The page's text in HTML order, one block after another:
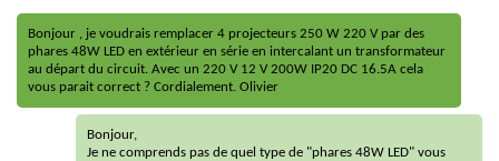
Bonjour , je voudrais remplacer 4 projecteurs 250 W 220 V par des
phares 48W LED en extérieur en série en intercalant un transformateur
au départ du circuit. Avec un 220 V 12 V 200W IP20 DC 16.5A cela
vous parait correct ? Cordialement. Olivier
Bonjour,
Je ne comprends pas de quel type de "phares 48W LED" vous